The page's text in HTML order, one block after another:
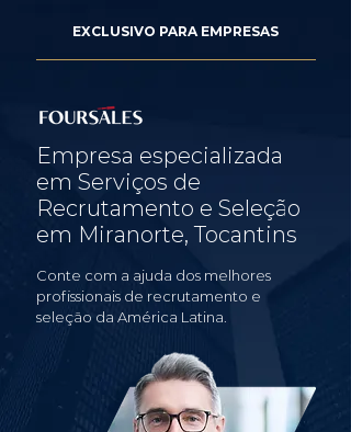
EXCLUSIVO PARA EMPRESAS
Empresa especializada
em Serviços de
Recrutamento e Seleção
em Miranorte, Tocantins
Conte com a ajuda dos melhores
profissionais de recrutamento e
seleção da América Latina.